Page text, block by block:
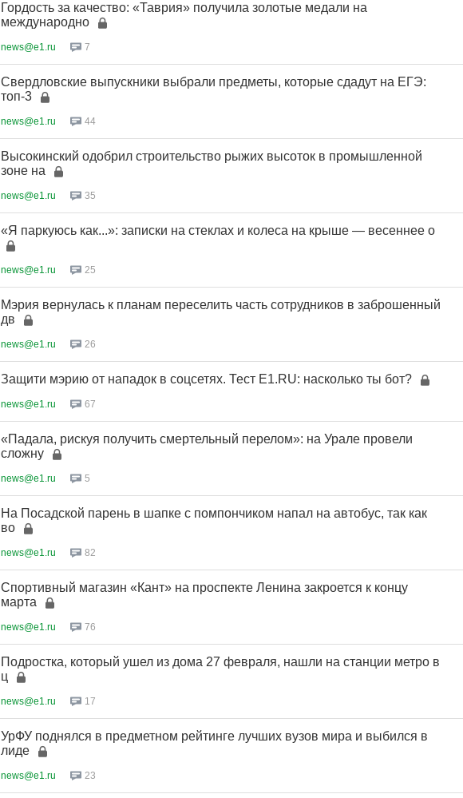
Гордость за качество: «Таврия» получила золотые медали на
международно
news@e1.ru 7
Свердловские выпускники выбрали предметы, которые сдадут на ЕГЭ:
топ-3
news@e1.ru 44
Высокинский одобрил строительство рыжих высоток в промышленной
зоне на
news@e1.ru 35
«Я паркуюсь как...»: записки на стеклах и колеса на крыше — весеннее о
news@e1.ru 25
Мэрия вернулась к планам переселить часть сотрудников в заброшенный
дв
news@e1.ru 26
Защити мэрию от нападок в соцсетях. Тест E1.RU: насколько ты бот?
news@e1.ru 67
«Падала, рискуя получить смертельный перелом»: на Урале провели
сложну
news@e1.ru 5
На Посадской парень в шапке с помпончиком напал на автобус, так как
во
news@e1.ru 82
Спортивный магазин «Кант» на проспекте Ленина закроется к концу
марта
news@e1.ru 76
Подростка, который ушел из дома 27 февраля, нашли на станции метро в
ц
news@e1.ru 17
УрФУ поднялся в предметном рейтинге лучших вузов мира и выбился в
лиде
news@e1.ru 23